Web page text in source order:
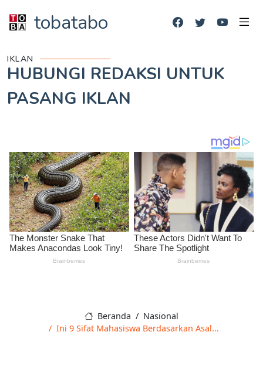
tobatabo
IKLAN
HUBUNGI REDAKSI UNTUK
PASANG IKLAN
Beranda
Nasional
Ini 9 Sifat Mahasiswa Berdasarkan Asal...